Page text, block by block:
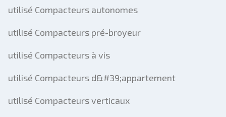
utilisé Compacteurs autonomes
utilisé Compacteurs pré-broyeur
utilisé Compacteurs à vis
utilisé Compacteurs d&#39;appartement
utilisé Compacteurs verticaux